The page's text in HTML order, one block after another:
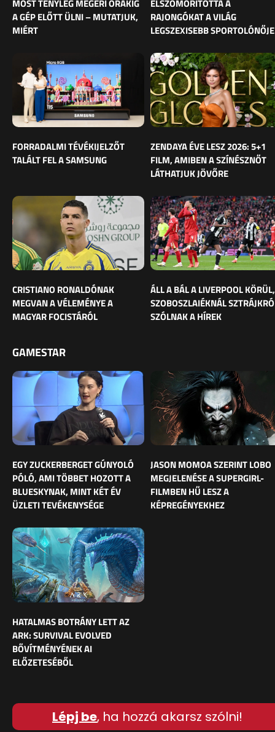
MOST TÉNYLEG MEGÉRI ÓRÁKIG
A GÉP ELŐTT ÜLNI – MUTATJUK,
MIÉRT
ELSZOMORÍTOTTA A
RAJONGÓKAT A VILÁG
LEGSZEXISEBB SPORTOLÓNŐJE
FORRADALMI TÉVÉKIJELZŐT
TALÁLT FEL A SAMSUNG
ZENDAYA ÉVE LESZ 2026: 5+1
FILM, AMIBEN A SZÍNÉSZNŐT
LÁTHATJUK JÖVŐRE
CRISTIANO RONALDÓNAK
MEGVAN A VÉLEMÉNYE A
MAGYAR FOCISTÁRÓL
ÁLL A BÁL A LIVERPOOL KÖRÜL,
SZOBOSZLAIÉKNÁL
SZÓLNAK A HÍREK
GAMESTAR
EGY ZUCKERBERGET GÚNYOLÓ
PÓLÓ, AMI TÖBBET HOZOTT A
BLUESKYNAK, MINT KÉT ÉV
ÜZLETI TEVÉKENYSÉGE
JASON MOMOA SZERINT LOBO
MEGJELENÉSE A SUPERGIRL-
FILMBEN HŰ LESZ A
KÉPREGÉNYEKHEZ
HATALMAS BOTRÁNY LETT AZ
ARK: SURVIVAL EVOLVED
BŐVÍTMÉNYÉNEK AI
ELŐZETESÉBŐL
Lépj be, ha hozzá akarsz szólni!